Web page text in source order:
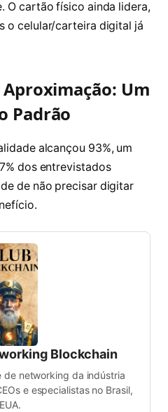
O cartão físico ainda lidera,
o celular/carteira digital já
Um
Padrão
alcançou 93%, um
dos entrevistados
de não precisar digitar
Blockchain
de networking da indústria
e especialistas no Brasil,